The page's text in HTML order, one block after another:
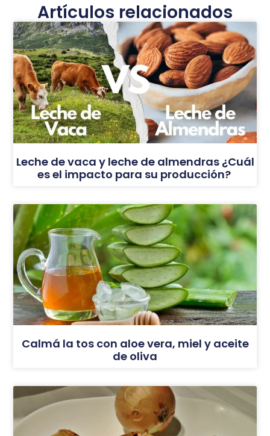
Artículos relacionados
Leche de vaca y leche de almendras ¿Cuál
es el impacto para su producción?
Calmá la tos con aloe vera, miel y aceite
de oliva